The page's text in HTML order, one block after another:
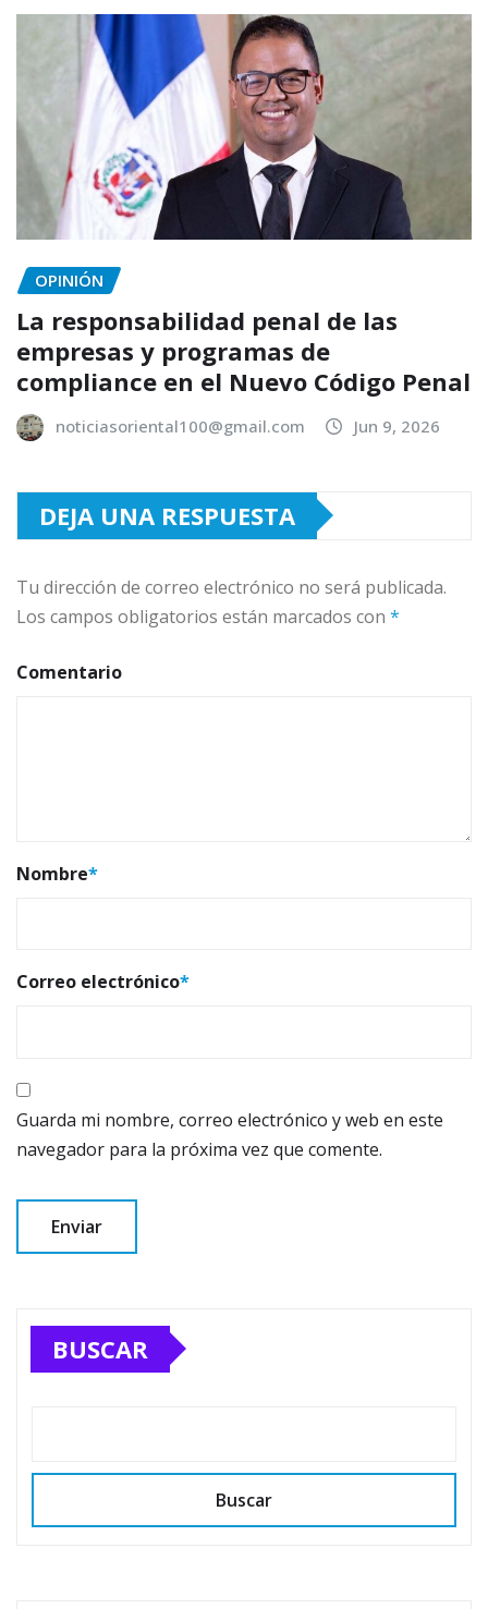
OPINIÓN
La responsabilidad penal de las
empresas y programas de
compliance en el Nuevo Código Penal
noticiasoriental100@gmail.com Jun 9, 2026
DEJA UNA RESPUESTA
Tu dirección de correo electrónico no será publicada.
Los campos obligatorios están marcados con *
Comentario
Nombre*
Correo electrónico*
Guarda mi nombre, correo electrónico y web en este
navegador para la próxima vez que comente.
BUSCAR
Buscar